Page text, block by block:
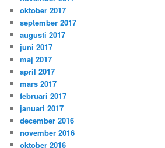
oktober 2017
september 2017
augusti 2017
juni 2017
maj 2017
april 2017
mars 2017
februari 2017
januari 2017
december 2016
november 2016
oktober 2016